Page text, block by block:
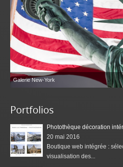
Galerie New-York
Portfolios
Photothèque décoration
20 mai 2016
Boutique web intégrée :
visualisation des...